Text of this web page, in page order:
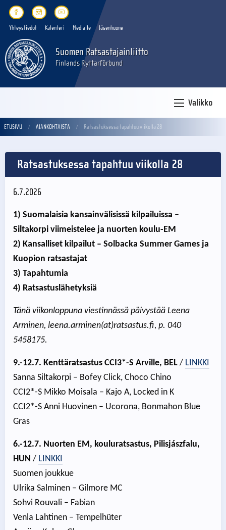
Yhteystiedot Kalenteri Medialle Jäsenhuone
Suomen Ratsastajainliitto
Finlands Ryttarförbund
Valikko
ETUSIVU AJANKOHTAISTA Ratsastuksessa tapahtuu viikolla 28
Ratsastuksessa tapahtuu viikolla 28
6.7.2026
1) Suomalaisia kansainvälisissä kilpailuissa –
Siltakorpi viimeistelee ja nuorten koulu-EM
2) Kansalliset kilpailut – Solbacka Summer Games ja
Kuopion ratsastajat
3) Tapahtumia
4) Ratsastuslähetyksiä
Tänä viikonloppuna viestinnässä päivystää Leena
Arminen, leena.arminen(at)ratsastus.fi, p. 040
5458175.
9.-12.7. Kenttäratsastus CCI3*-S Arville, BEL / LINKKI
Sanna Siltakorpi – Bofey Click, Choco Chino
CCI2*-S Mikko Moisala – Kajo A, Locked in K
CCI2*-S Anni Huovinen – Ucorona, Bonmahon Blue
Gras
6.-12.7. Nuorten EM, kouluratsastus, Pilisjászfalu,
HUN / LINKKI
Suomen joukkue
Ulrika Salminen – Gilmore MC
Sohvi Rouvali – Fabian
Venla Lahtinen – Tempelhüter